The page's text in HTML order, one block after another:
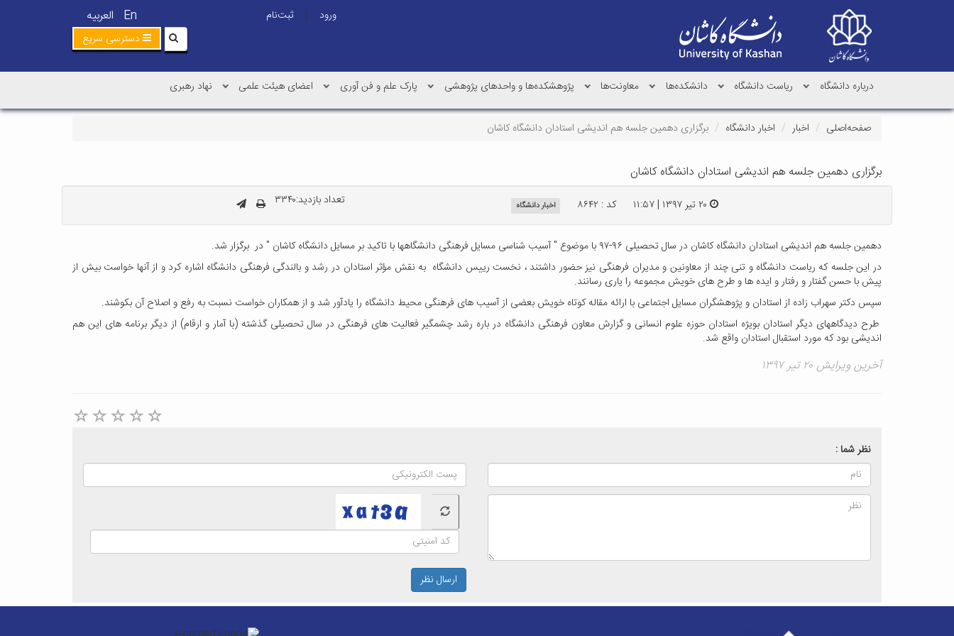
En العربیه ورود |
ثبت‌نام
دسترسی سریع
درباره دانشگاه ریاست دانشگاه دانشکده‌ها معاونت‌ها پژوهشکده‌ها و واحدهای پژوهشی پارک علم و فن آوری اعضای هیئت علمی نهاد رهبری
صفحه‌اصلی اخبار اخبار دانشگاه برگزاری دهمین جلسه هم اندیشی استادان دانشگاه کاشان
برگزاری دهمین جلسه هم اندیشی استادان دانشگاه کاشان
کد : ۸۶۴۲ اخبار دانشگاه تعداد بازدید:۳۳۴۰
دهمین جلسه هم اندیشی استادان دانشگاه کاشان در سال تحصیلی ۹۶-۹۷ با موضوع " آسیب شناسی مسایل فرهنگی دانشگاهها با تاکید بر مسایل دانشگاه کاشان " در برگزار شد.
در این جلسه که ریاست دانشگاه و تنی چند از معاونین و مدیران فرهنگی نیز حضور داشتند ، نخست رییس دانشگاه به نقش مؤثر استادان در رشد و بالندگی فرهنگی دانشگاه اشاره کرد و از آنها خواست بیش از
پیش با حسن گفتار و رفتار و ایده ها و طرح های خویش مجموعه را یاری رسانند.
سپس دکتر سهراب زاده از استادان و پژوهشگران مسایل اجتماعی با ارائه مقاله کوتاه خویش بعضی از آسیب های فرهنگی محیط دانشگاه را یادآور شد و از همکاران خواست نسبت به رفع و اصلاح آن بکوشند.
طرح دیدگاههای دیگر استادان بویژه استادان حوزه علوم انسانی و گزارش معاون فرهنگی دانشگاه در باره رشد چشمگیر فعالیت های فرهنگی در سال تحصیلی گذشته (با آمار و ارقام) از دیگر برنامه های این هم
اندیشی بود که مورد استقبال استادان واقع شد.
آخرین ویرایش ۲۰ تیر ۱۳۹۷
نظر شما :
ارسال نظر